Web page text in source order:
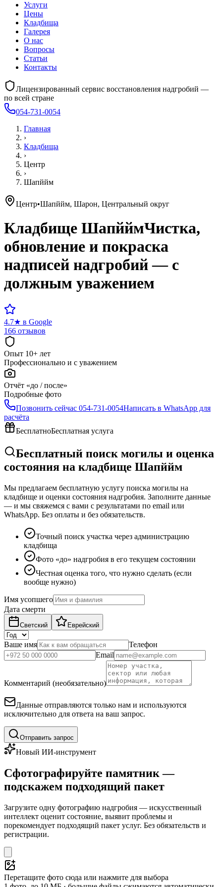
Услуги
Цены
Кладбища
Галерея
О нас
Вопросы
Статьи
Контакты
Лицензированный сервис восстановления надгробий —
по всей стране
054-731-0054
Главная
›
Кладбища
›
Центр
›
Шапййм
Центр•Шапййм, Шарон, Центральный округ
Кладбище ШапйймЧистка,
обновление и покраска
надписей надгробий — с
должным уважением
4.7★ в Google
166 отзывов
Опыт 10+ лет
Профессионально и с уважением
Отчёт «до / после»
Подробные фото
Позвонить сейчас 054-731-0054Написать в WhatsApp для
расчёта
БесплатноБесплатная услуга
Бесплатный поиск могилы и оценка
состояния на кладбище Шапййм
Мы предлагаем бесплатную услугу поиска могилы на
кладбище и оценки состояния надгробия. Заполните данные
— и мы свяжемся с вами с результатами по email или
WhatsApp. Без оплаты и без обязательств.
Точный поиск участка через администрацию
кладбища
Фото «до» надгробия в его текущем состоянии
Честная оценка того, что нужно сделать (если
вообще нужно)
Имя усопшего
Дата смерти
Светский Еврейский
Ваше имя
Телефон
Email
Комментарий (необязательно)
Данные отправляются только нам и используются
исключительно для ответа на ваш запрос.
Отправить запрос
Новый ИИ-инструмент
Сфотографируйте памятник —
подскажем подходящий пакет
Загрузите одну фотографию надгробия — искусственный
интеллект оценит состояние, выявит проблемы и
порекомендует подходящий пакет услуг. Без обязательств и
регистрации.
Перетащите фото сюда или нажмите для выбора